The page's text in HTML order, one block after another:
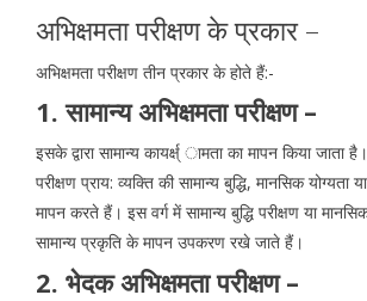
अभिक्षमता परीक्षण के प्रकार –
अभिक्षमता परीक्षण तीन प्रकार के होते हैं:-
1. सामान्य अभिक्षमता परीक्षण –
इसके द्वारा सामान्य कायर्क्ष् ामता का मापन किया जाता
परीक्षण प्राय: व्यक्ति की सामान्य बुद्धि, मानसिक योग्यता
मापन करते हैं। इस वर्ग में सामान्य बुद्धि परीक्षण या
सामान्य प्रकृति के मापन उपकरण रखे जाते हैं।
2. भेदक अभिक्षमता परीक्षण –